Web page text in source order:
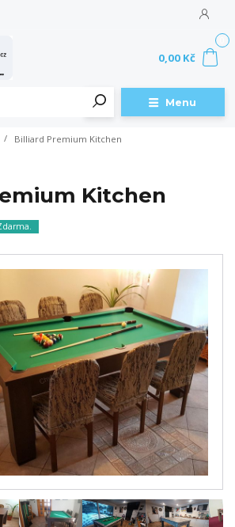
Menu
0,00 Kč
Billiard Premium Kitchen
Kitchen